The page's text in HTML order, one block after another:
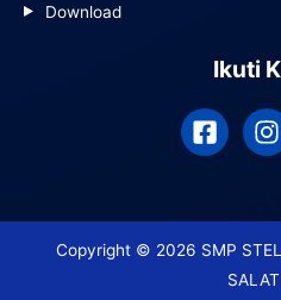
Download
Ikuti
Copyright © 2026 SMP